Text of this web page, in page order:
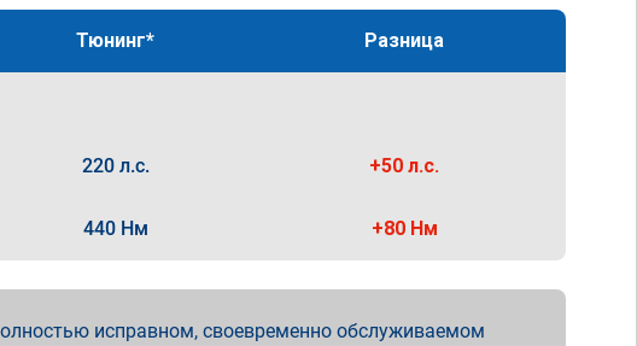
Тюнинг* Разница
220 л.с. +50 л.с.
440 Нм +80 Нм
исправном, своевременно обслуживаемом